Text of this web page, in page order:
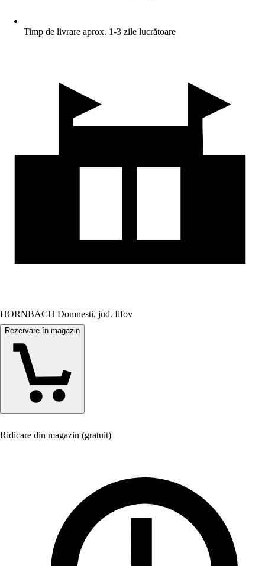
Timp de livrare aprox. 1-3 zile lucrătoare
HORNBACH Domnesti, jud. Ilfov
Rezervare în magazin
Ridicare din magazin (gratuit)